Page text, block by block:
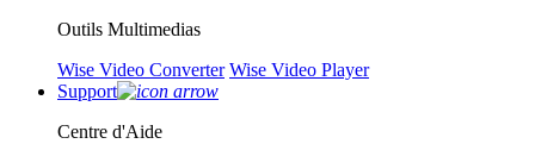
Outils Multimedias
Wise Video Converter Wise Video Player
Support
Centre d'Aide